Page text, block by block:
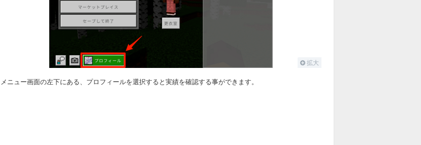
拡大
メニュー画面の左下にある、プロフィールを選択すると実績を確認する事ができます。